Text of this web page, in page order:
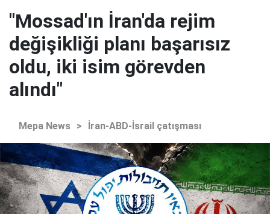
"Mossad'ın İran'da rejim
değişikliği planı başarısız
oldu, iki isim görevden
alındı"
Mepa News > İran-ABD-İsrail çatışması